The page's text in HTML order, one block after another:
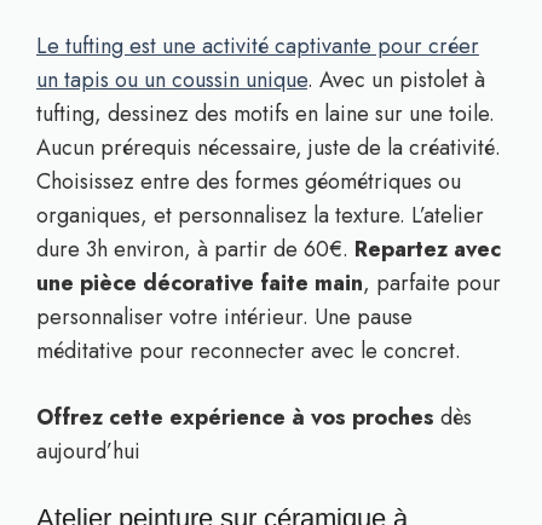
Le tufting est une activité captivante pour créer
un tapis ou un coussin unique. Avec un pistolet à
tufting, dessinez des motifs en laine sur une toile.
Aucun prérequis nécessaire, juste de la créativité.
Choisissez entre des formes géométriques ou
organiques, et personnalisez la texture. L’atelier
dure 3h environ, à partir de 60€. Repartez avec
une pièce décorative faite main, parfaite pour
personnaliser votre intérieur. Une pause
méditative pour reconnecter avec le concret.
Offrez cette expérience à vos proches dès
aujourd’hui
Atelier peinture sur céramique à